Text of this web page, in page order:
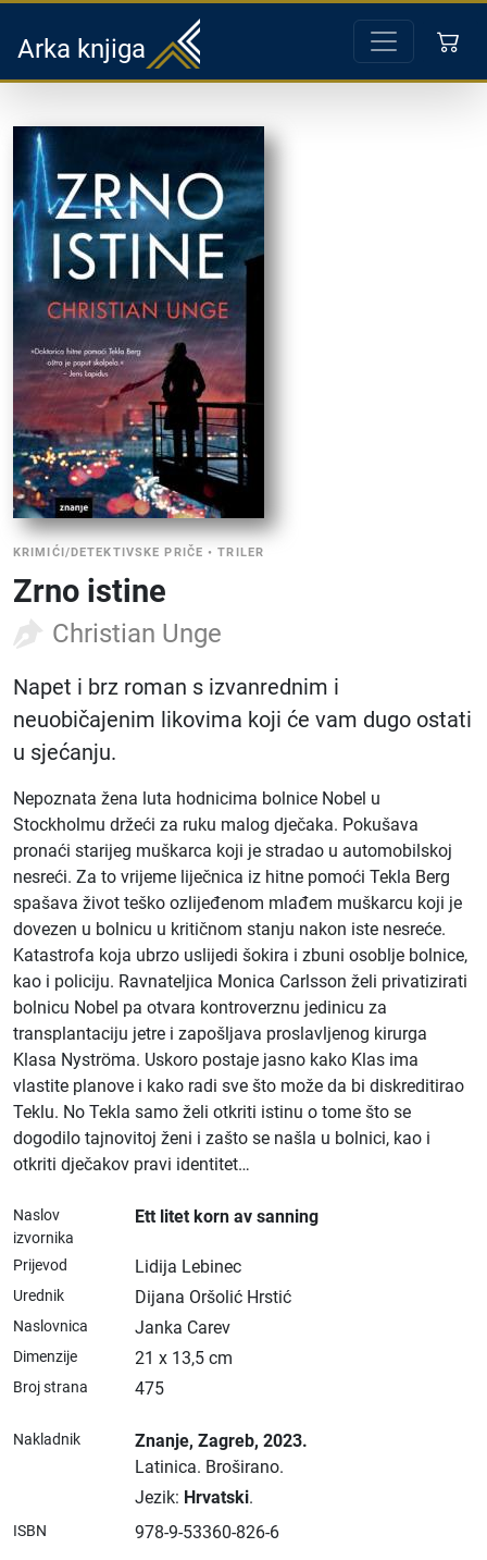
Arka knjiga
KRIMIĆI/DETEKTIVSKE PRIČE •TRILER
Zrno istine
Christian Unge
Napet i brz roman s izvanrednim i
neuobičajenim likovima koji će vam dugo ostati
u sjećanju.
Nepoznata žena luta hodnicima bolnice Nobel u
Stockholmu držeći za ruku malog dječaka. Pokušava
pronaći starijeg muškarca koji je stradao u automobilskoj
nesreći. Za to vrijeme liječnica iz hitne pomoći Tekla Berg
spašava život teško ozlijeđenom mlađem muškarcu koji je
dovezen u bolnicu u kritičnom stanju nakon iste nesreće.
Katastrofa koja ubrzo uslijedi šokira i zbuni osoblje bolnice,
kao i policiju. Ravnateljica Monica Carlsson želi privatizirati
bolnicu Nobel pa otvara kontroverznu jedinicu za
transplantaciju jetre i zapošljava proslavljenog kirurga
Klasa Nyströma. Uskoro postaje jasno kako Klas ima
vlastite planove i kako radi sve što može da bi diskreditirao
Teklu. No Tekla samo želi otkriti istinu o tome što se
dogodilo tajnovitoj ženi i zašto se našla u bolnici, kao i
otkriti dječakov pravi identitet…
Naslov
izvornika
Ett litet korn av sanning
Prijevod Lidija Lebinec
Urednik Dijana Oršolić Hrstić
Naslovnica Janka Carev
Dimenzije 21 x 13,5 cm
Broj strana 475
Nakladnik Znanje, Zagreb, 2023.
Latinica. Broširano.
Jezik: Hrvatski.
ISBN 978-9-53360-826-6